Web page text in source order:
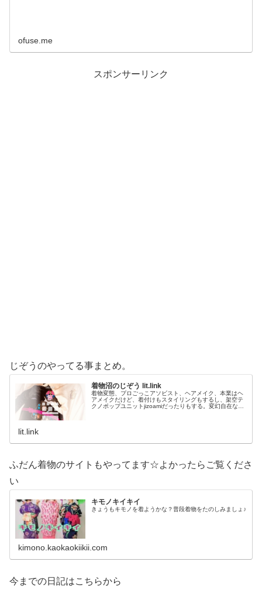
ofuse.me
スポンサーリンク
じぞうのやってる事まとめ。
着物沼のじぞう lit.link
着物変態、プロごっこアソビスト、ヘアメイク、本業はヘ
アメイクだけど、着付けもスタイリングもするし、架空テ
クノポップユニットjizoamiだったりもする。変幻自在なた
lit.link
ふだん着物のサイトもやってます☆よかったらご覧くださ
い
キモノキイキイ
きょうもキモノを着ようかな？普段着物をたのしみましょ♪
kimono.kaokaokiikii.com
今までの日記はこちらから